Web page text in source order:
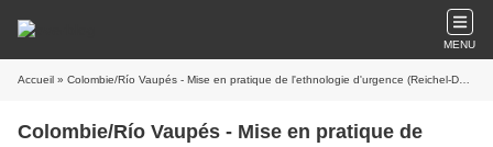
MENU
Accueil » Colombie/Río Vaupés - Mise en pratique de l'ethnologie d'urgence (Reichel-Dolmatoff)
Colombie/Río Vaupés - Mise en pratique de